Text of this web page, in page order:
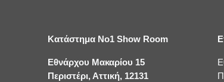
Κατάστημα No1 Show Room
Εθνάρχου Μακαρίου 15
Περιστέρι, Αττική, 12131